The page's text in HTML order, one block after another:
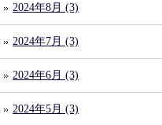
2024年8月 (3)
2024年7月 (3)
2024年6月 (3)
2024年5月 (3)